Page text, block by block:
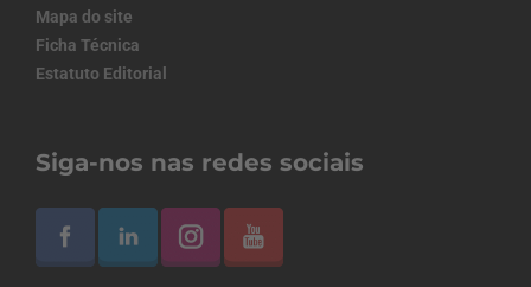
Mapa do site
Ficha Técnica
Estatuto Editorial
Siga-nos nas redes sociais